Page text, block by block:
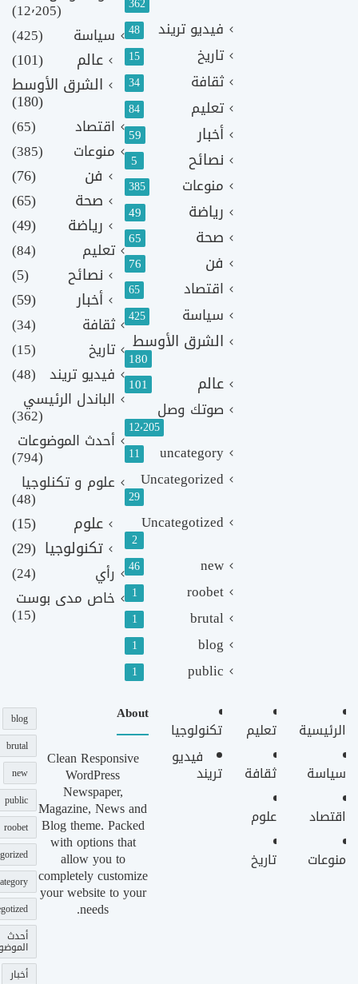
فيديو تريند 48
تاريخ 15
ثقافة 34
تعليم 84
أخبار 59
نصائح 5
منوعات 385
رياضة 49
صحة 65
فن 76
اقتصاد 65
سياسة 425
الشرق الأوسط
180
عالم 101
صوتك وصل
12٬205
uncategory
11
Uncategorized
29
Uncategotized
2
new
46
roobet
1
brutal
1
blog
1
public
1
(12٬205)
سياسة
(425)
عالم
(101)
الشرق الأوسط
(180)
اقتصاد
(65)
منوعات
(385)
فن
(76)
صحة
(65)
رياضة
(49)
تعليم (84)
نصائح
(5)
أخبار
(59)
ثقافة
(34)
تاريخ
(15)
فيديو تريند (48)
الباندل الرئيسي
(362)
أحدث الموضوعات
(794)
علوم و تكنلوجيا
(48)
علوم
(15)
تكنولوجيا (29)
رأي
(24)
خاص مدى بوست
(15)
الرئيسية
سياسة
اقتصاد
منوعات
تعليم
ثقافة
علوم
تاريخ
تكنولوجيا
فيديو
تريند
About
Clean Responsive
WordPress
Newspaper,
Magazine, News and
Blog theme. Packed
with options that
allow you to
completely customize
your website to your
needs.
blog
brutal
new
public
roobet
أحدث
أخبار